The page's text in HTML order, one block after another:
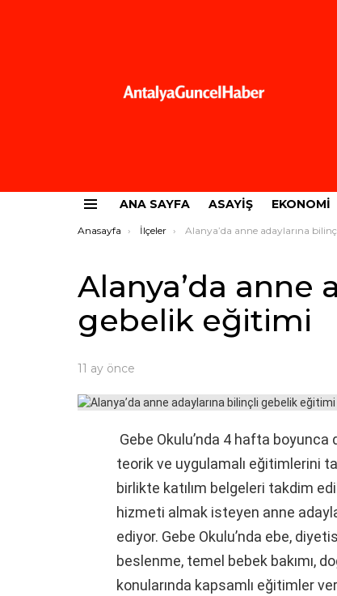
ANA SAYFA ASAYIŞ EKONOMI
Buradasınız:
Anasayfa İlçeler Alanya’da anne adaylarına bilinçli gebelik
Alanya’da anne
gebelik eğitimi
11 ay önce
Gebe Okulu’nda 4 hafta boyunca
teorik ve uygulamalı eğitimlerini
birlikte katılım belgeleri takdim
hizmeti almak isteyen anne
ediyor. Gebe Okulu’nda ebe,
beslenme, temel bebek bakımı,
konularında kapsamlı eğitimler